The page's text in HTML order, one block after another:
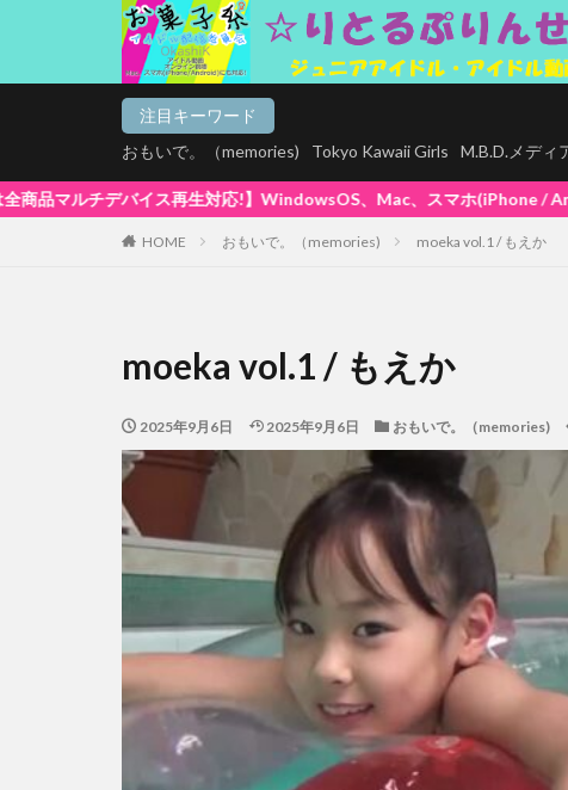
注目キーワード
おもいで。（memories)
Tokyo Kawaii Girls M.B.D.メディ
、Mac、スマホ(iPhone / Android)、タブレットで再生でき
HOME おもいで。（memories) moeka vol.1 / もえか
moeka vol.1 / もえか
2025年9月6日 2025年9月6日 おもいで。（memories)